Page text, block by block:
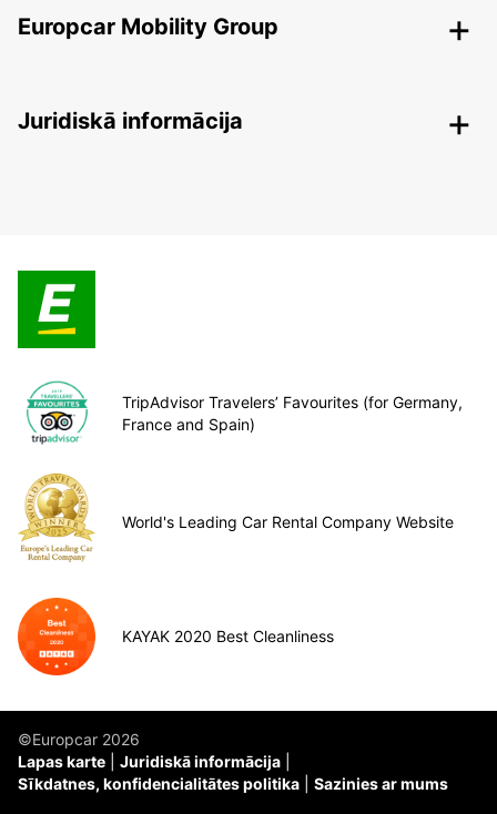
Europcar Mobility Group
Juridiskā informācija
TripAdvisor Travelers’ Favourites (for Germany,
France and Spain)
World's Leading Car Rental Company Website
KAYAK 2020 Best Cleanliness
©Europcar 2026
Lapas karte
Juridiskā informācija
Sīkdatnes, konfidencialitātes politika
Sazinies ar mums